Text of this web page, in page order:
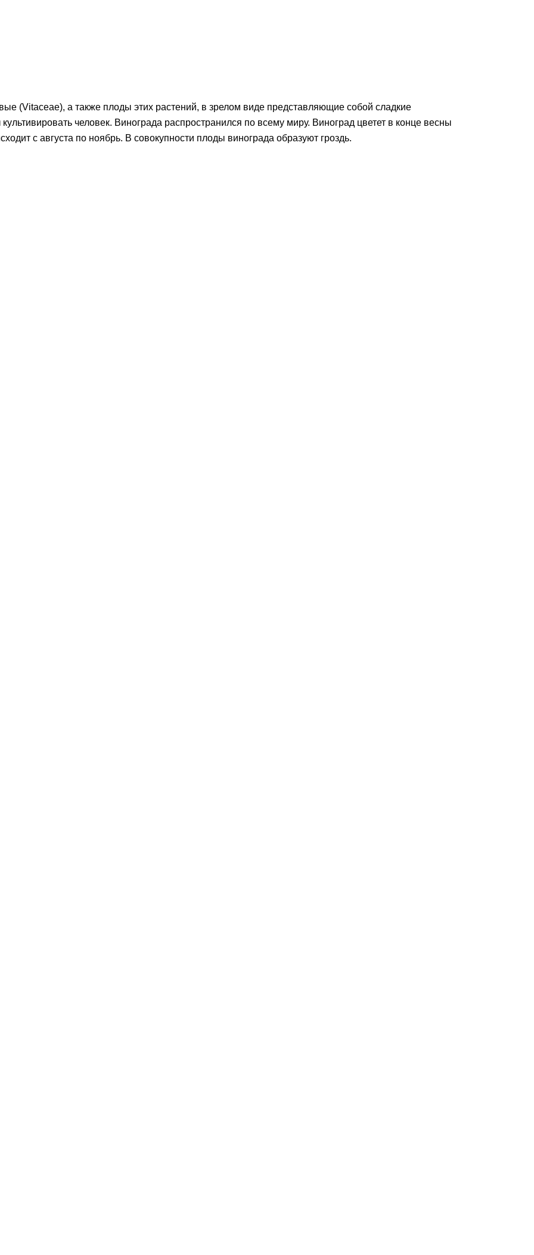
(Vitaceae), а также плоды этих растений, в зрелом виде представляющие собой сладкие
человек. Винограда распространился по всему миру. Виноград цветет в конце весны
с августа по ноябрь. В совокупности плоды винограда образуют гроздь.